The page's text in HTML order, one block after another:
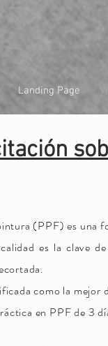
Landing Page
(PPF) es una
es la clave
como la mejor
en PPF de 3